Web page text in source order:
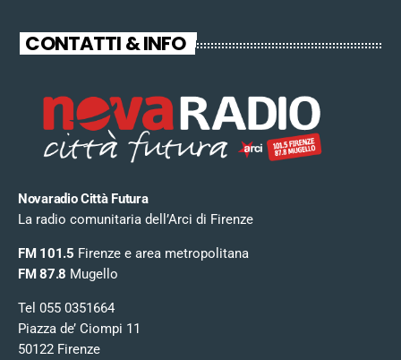
CONTATTI & INFO
Novaradio Città Futura
La radio comunitaria dell’Arci di Firenze
FM 101.5 Firenze e area metropolitana
FM 87.8 Mugello
Tel 055 0351664
Piazza de’ Ciompi 11
50122 Firenze